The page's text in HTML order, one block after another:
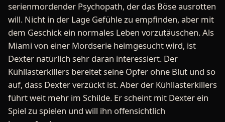
serienmordender Psychopath, der das Böse ausrotten
will. Nicht in der Lage Gefühle zu empfinden, aber mit
dem Geschick ein normales Leben vorzutäuschen. Als
Miami von einer Mordserie heimgesucht wird, ist
Dexter natürlich sehr daran interessiert. Der
Kühllasterkillers bereitet seine Opfer ohne Blut und so
auf, dass Dexter verzückt ist. Aber der Kühllasterkillers
führt weit mehr im Schilde. Er scheint mit Dexter ein
Spiel zu spielen und will ihn offensichtlich